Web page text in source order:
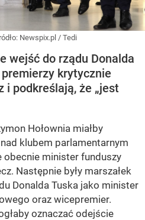
Newspix.pl / Tedi
wejść do rządu Donalda
krytycznie
i podkreślają, że „jest
Hołownia miałby
klubem parlamentarnym
minister funduszy
Następnie były marszałek
Donalda Tuska jako minister
oraz wicepremier.
oznaczać odejście